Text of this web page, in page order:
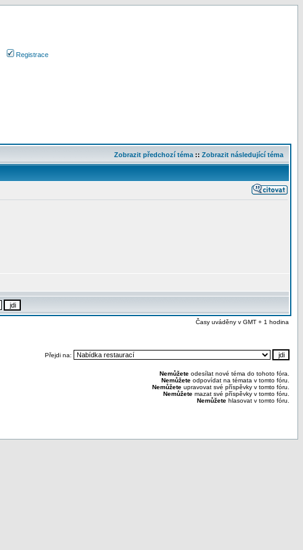
Registrace
Zobrazit předchozí téma :: Zobrazit následující téma
Časy uváděny v GMT + 1 hodina
Přejdi na:
Nemůžete odesílat nové téma do tohoto fóra.
Nemůžete odpovídat na témata v tomto fóru.
Nemůžete upravovat své příspěvky v tomto fóru.
Nemůžete mazat své příspěvky v tomto fóru.
Nemůžete hlasovat v tomto fóru.